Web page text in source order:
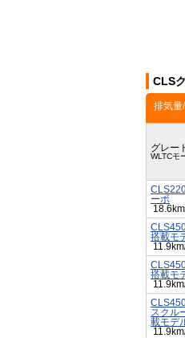
CLS
排気量
グレー
WLTCモ
ーボ
搭載モ
搭載モ
スクル
載モデ